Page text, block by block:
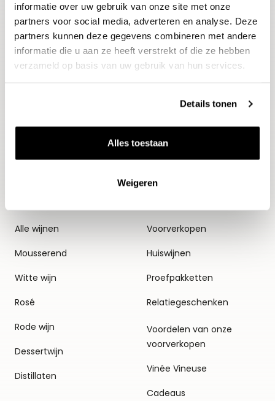
informatie over uw gebruik van onze site met onze
partners voor social media, adverteren en analyse. Deze
partners kunnen deze gegevens combineren met andere
informatie die u aan ze heeft verstrekt of die ze hebben
verzameld op basis van uw gebruik van hun services.
Details tonen
Alles toestaan
Weigeren
E-mailadres
Aanmelden
Alle wijnen
Mousserend
Witte wijn
Rosé
Rode wijn
Dessertwijn
Distillaten
Thema's
Voorverkopen
Huiswijnen
Proefpakketten
Relatiegeschenken
Voordelen van onze
voorverkopen
Vinée Vineuse
Cadeaus